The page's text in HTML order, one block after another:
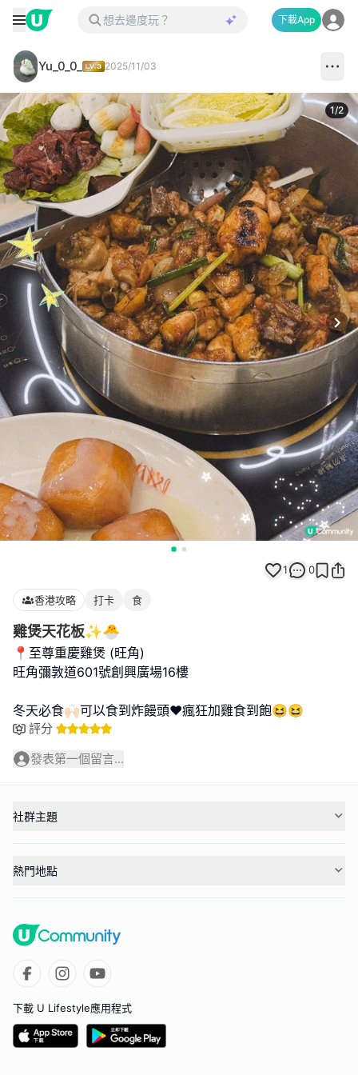
下載App
Yu_0_0_ 2025/11/03
1/2
1 0
香港攻略 打卡 食
雞煲天花板✨🐣
📍至尊重慶雞煲 (旺角)
旺角彌敦道601號創興廣場16樓
冬天必食🙌🏻可以食到炸饅頭❤️瘋狂加雞食到飽😆😆
評分
發表第一個留言...
社群主題
熱門地點
下載 U Lifestyle應用程式